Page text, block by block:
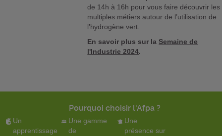
de 14h à 16h pour vous faire découvrir les
multiples métiers autour de l’utilisation de
l’hydrogène vert.
En savoir plus sur laSemaine de
l'Industrie 2024.
Pourquoi choisir l'Afpa ?
Un
apprentissage
Une gamme
de
Une
présence sur